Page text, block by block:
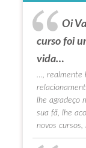
Oi
curso foi
vida…
…, realmente
lhe agradeço
sua fã, lhe
novos